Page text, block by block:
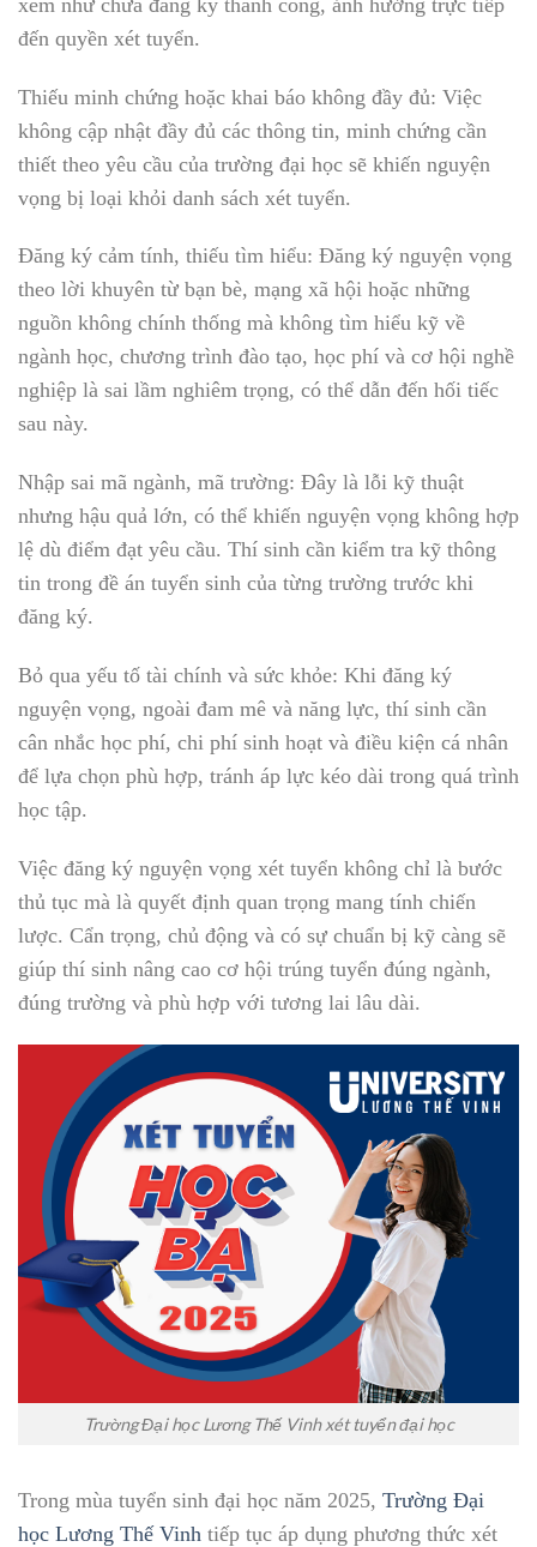
đến quyền xét tuyển.
Thiếu minh chứng hoặc khai báo không đầy đủ: Việc
không cập nhật đầy đủ các thông tin, minh chứng cần
thiết theo yêu cầu của trường đại học sẽ khiến nguyện
vọng bị loại khỏi danh sách xét tuyển.
Đăng ký cảm tính, thiếu tìm hiểu: Đăng ký nguyện vọng
theo lời khuyên từ bạn bè, mạng xã hội hoặc những
nguồn không chính thống mà không tìm hiểu kỹ về
ngành học, chương trình đào tạo, học phí và cơ hội nghề
nghiệp là sai lầm nghiêm trọng, có thể dẫn đến hối tiếc
sau này.
Nhập sai mã ngành, mã trường: Đây là lỗi kỹ thuật
nhưng hậu quả lớn, có thể khiến nguyện vọng không hợp
lệ dù điểm đạt yêu cầu. Thí sinh cần kiểm tra kỹ thông
tin trong đề án tuyển sinh của từng trường trước khi
đăng ký.
Bỏ qua yếu tố tài chính và sức khỏe: Khi đăng ký
nguyện vọng, ngoài đam mê và năng lực, thí sinh cần
cân nhắc học phí, chi phí sinh hoạt và điều kiện cá nhân
để lựa chọn phù hợp, tránh áp lực kéo dài trong quá trình
học tập.
Việc đăng ký nguyện vọng xét tuyển không chỉ là bước
thủ tục mà là quyết định quan trọng mang tính chiến
lược. Cẩn trọng, chủ động và có sự chuẩn bị kỹ càng sẽ
giúp thí sinh nâng cao cơ hội trúng tuyển đúng ngành,
đúng trường và phù hợp với tương lai lâu dài.
Trường Đại học Lương Thế Vinh xét tuyển đại học
Trong mùa tuyển sinh đại học năm 2025, Trường Đại
học Lương Thế Vinh tiếp tục áp dụng phương thức xét